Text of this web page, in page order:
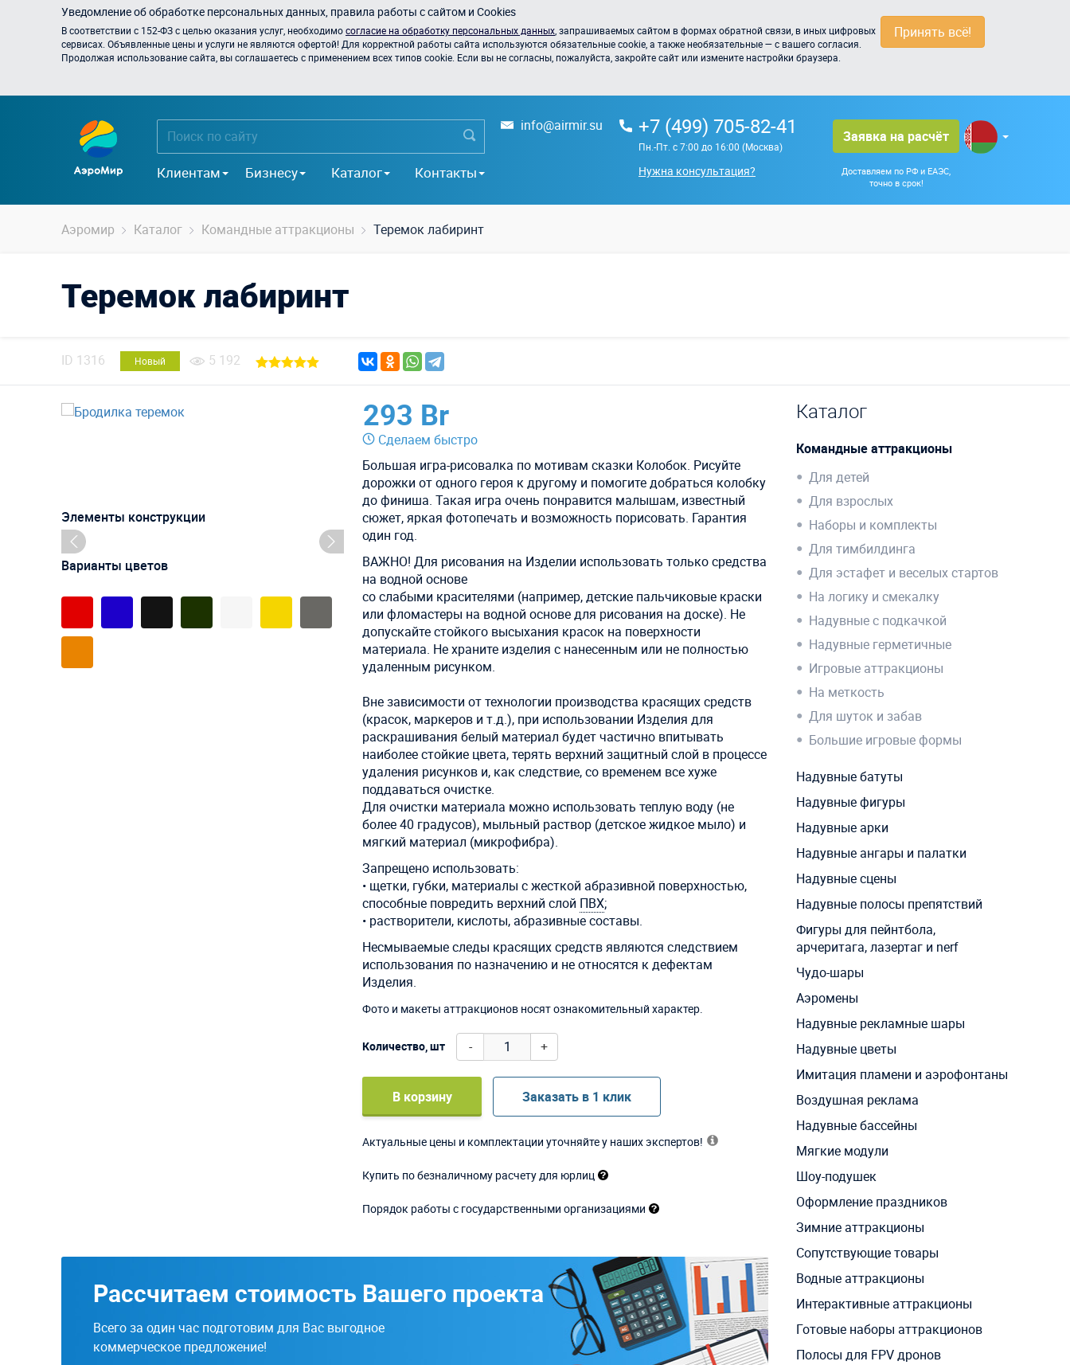
Принять всё!
Уведомление об обработке персональных данных, правила работы с сайтом и Cookies
В соответствии с 152-ФЗ с целью оказания услуг, необходимосогласие на обработку персональных данных , запрашиваемых сайтом в формах обратной связи, в иных цифровых
сервисах. Объявленные цены и услуги не являются офертой! Для корректной работы сайта используются обязательные cookie, а также необязательные — с вашего согласия.
Продолжая использование сайта, вы соглашаетесь с применением всех типов cookie. Если вы не согласны, пожалуйста, закройте сайт или измените настройки браузера.
Клиентам Бизнесу Каталог Контакты
info@airmir.su +7 (499) 705-82-41
Пн.-Пт. с 7:00 до 16:00 (Москва)
Нужна консультация?
Заявка на расчёт
Доставляем по РФ и ЕАЭС,
точно в срок!
Аэромир Каталог Командные аттракционы Теремок лабиринт
Теремок лабиринт
ID 1316 Новый 5 192
Элементы конструкции
Варианты цветов
293 Br
Сделаем быстро
Большая игра-рисовалка по мотивам сказки Колобок. Рисуйте
дорожки от одного героя к другому и помогите добраться колобку
до финиша. Такая игра очень понравится малышам, известный
сюжет, яркая фотопечать и возможность порисовать. Гарантия
один год.
ВАЖНО! Для рисования на Изделии использовать только средства
на водной основе
со слабыми красителями (например, детские пальчиковые краски
или фломастеры на водной основе для рисования на доске). Не
допускайте стойкого высыхания красок на поверхности
материала. Не храните изделия с нанесенным или не полностью
удаленным рисунком.
Вне зависимости от технологии производства красящих средств
(красок, маркеров и т.д.), при использовании Изделия для
раскрашивания белый материал будет частично впитывать
наиболее стойкие цвета, терять верхний защитный слой в процессе
удаления рисунков и, как следствие, со временем все хуже
поддаваться очистке.
Для очистки материала можно использовать теплую воду (не
более 40 градусов), мыльный раствор (детское жидкое мыло) и
мягкий материал (микрофибра).
Запрещено использовать:
• щетки, губки, материалы с жесткой абразивной поверхностью,
способные повредить верхний слой ПВХ;
• растворители, кислоты, абразивные составы.
Несмываемые следы красящих средств являются следствием
использования по назначению и не относятся к дефектам
Изделия.
Фото и макеты аттракционов носят ознакомительный характер.
Количество, шт - +
В корзину Заказать в 1 клик
Актуальные цены и комплектации уточняйте у наших экспертов!
Купить по безналичному расчету для юрлиц
Порядок работы с государственными организациями
Рассчитаем стоимость Вашего проекта
Всего за один час подготовим для Вас выгодное
коммерческое предложение!
Каталог
Командные аттракционы
Для детей
Для взрослых
Наборы и комплекты
Для тимбилдинга
Для эстафет и веселых стартов
На логику и смекалку
Надувные с подкачкой
Надувные герметичные
Игровые аттракционы
На меткость
Для шуток и забав
Большие игровые формы
Надувные батуты
Надувные фигуры
Надувные арки
Надувные ангары и палатки
Надувные сцены
Надувные полосы препятствий
Фигуры для пейнтбола,
арчеритага, лазертаг и nerf
Чудо-шары
Аэромены
Надувные рекламные шары
Надувные цветы
Имитация пламени и аэрофонтаны
Воздушная реклама
Надувные бассейны
Мягкие модули
Шоу-подушек
Оформление праздников
Зимние аттракционы
Сопутствующие товары
Водные аттракционы
Интерактивные аттракционы
Готовые наборы аттракционов
Полосы для FPV дронов